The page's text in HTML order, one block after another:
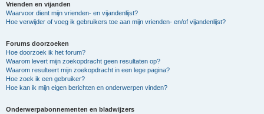
Vrienden en vijanden
Waarvoor dient mijn vrienden- en vijandenlijst?
Hoe verwijder of voeg ik gebruikers toe aan mijn vrienden- en/of vijandenlijst?
Forums doorzoeken
Hoe doorzoek ik het forum?
Waarom levert mijn zoekopdracht geen resultaten op?
Waarom resulteert mijn zoekopdracht in een lege pagina?
Hoe zoek ik een gebruiker?
Hoe kan ik mijn eigen berichten en onderwerpen vinden?
Onderwerpabonnementen en bladwijzers